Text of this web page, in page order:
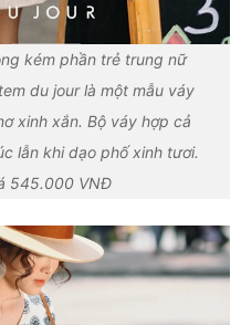
kém phần trẻ trung nữ
du jour là một mẫu váy
xinh xắn. Bộ váy hợp cả
lẫn khi dạo phố xinh tươi.
545.000 VNĐ